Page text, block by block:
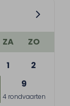
ZA
ZO
1
2
9
4 rondvaarten